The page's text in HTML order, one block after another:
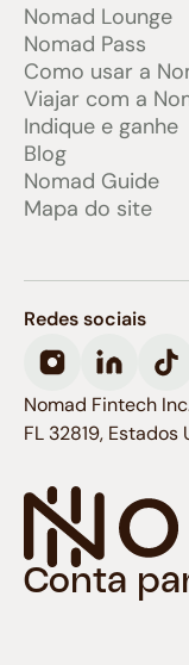
Nomad Lounge
Nomad Pass
Como usar a
Viajar com a
Indique e ganhe
Blog
Nomad Guide
Mapa do site
Conta
Redes sociais
Nomad Fintech
FL 32819,